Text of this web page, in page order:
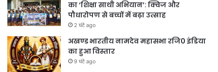
का ‘शिक्षा साथी अभियान’: क्विज और
पौधारोपण से बच्चों में बढ़ा उत्साह
2 घंटे ago
अखण्ड भारतीय नामदेव महासभा रजि0 इंडिया
का हुआ विस्तार
9 घंटे ago